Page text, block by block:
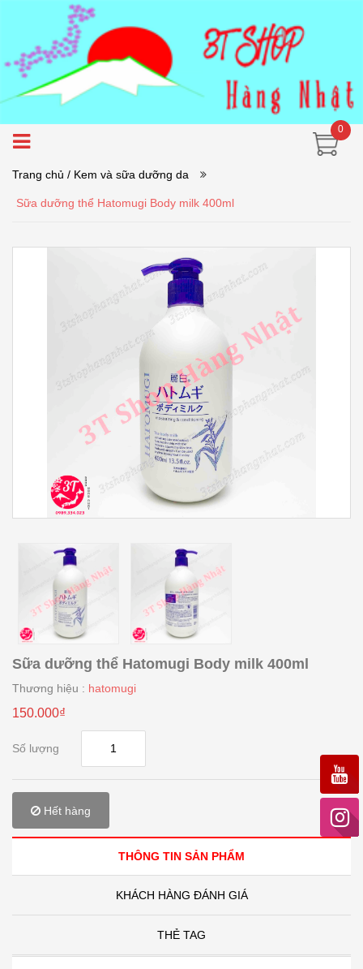
0
Trang chủ / Kem và sữa dưỡng da
Sữa dưỡng thể Hatomugi Body milk 400ml
Sữa dưỡng thể Hatomugi Body milk 400ml
Thương hiệu : hatomugi
150.000₫
Số lượng
Hết hàng
THÔNG TIN SẢN PHẨM
KHÁCH HÀNG ĐÁNH GIÁ
THẺ TAG